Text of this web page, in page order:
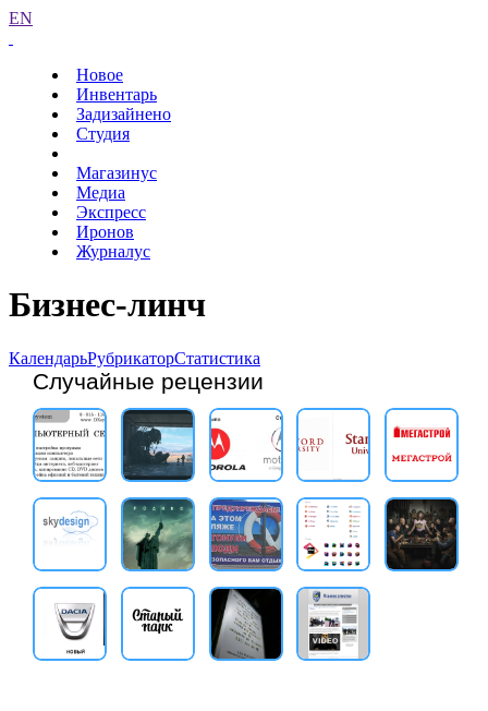
EN
Новое
Инвентарь
Задизайнено
Студия
Магазинус
Медиа
Экспресс
Иронов
Журналус
Бизнес-линч
КалендарьРубрикаторСтатистика
Случайные рецензии